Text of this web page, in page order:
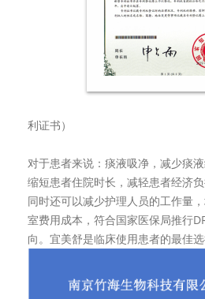
（宜
利证书）
对于患者来说：痰液吸净，减少痰
缩短患者住院时长，减轻患者经济
同时还可以减少护理人员的工作量
室费用成本，符合国家医保局推行
向。宜美舒是临床使用患者的最佳选